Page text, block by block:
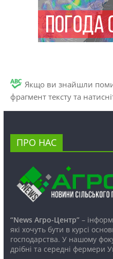
Якщо ви знайшли
фрагмент тексту та
ПРО НАС
“News Агро-Центр”–
які хочуть бути в курсі
господарства. У нашому
дрібні та середні фермери